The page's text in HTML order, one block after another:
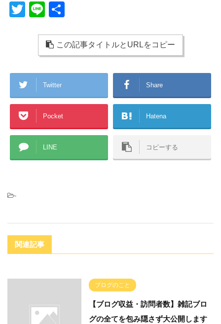
T
er
Li
e この記事タイトルとURLをコピー
Twitter Share
Pocket Hatena
LINE コピーする
-
関連記事
ブログのこと
【ブログ収益・訪問者数】雑記ブロ
グの全てを包み隠さず大公開します